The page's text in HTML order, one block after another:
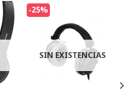
-25%
SIN EXISTENCIAS